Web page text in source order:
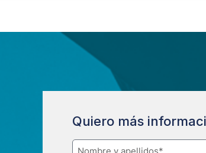
Quiero más